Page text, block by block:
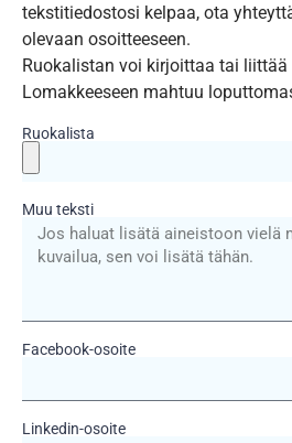
tekstitiedostosi kelpaa, ota
olevaan osoitteeseen.
Ruokalistan voi kirjoittaa tai
Lomakkeeseen mahtuu
Ruokalista
Muu teksti
Facebook-osoite
Linkedin-osoite